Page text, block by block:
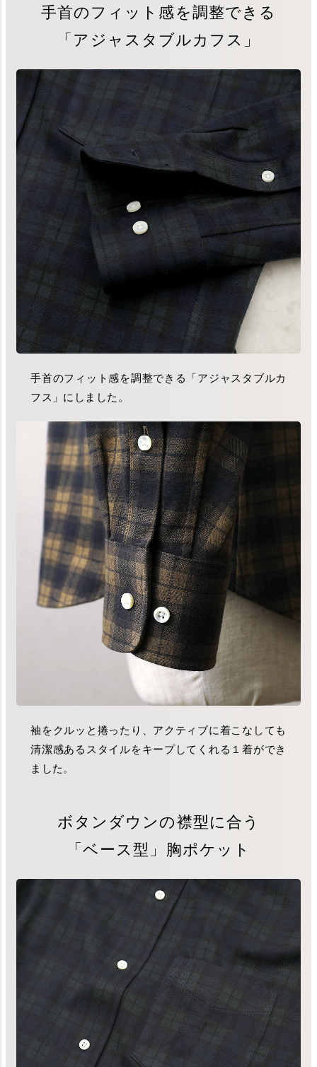
手首のフィット感を調整できる
「アジャスタブルカフス」
手首のフィット感を調整できる「アジャスタブルカ
フス」にしました。
袖をクルッと捲ったり、アクティブに着こなしても
清潔感あるスタイルをキープしてくれる１着ができ
ました。
ボタンダウンの襟型に合う
「ベース型」胸ポケット